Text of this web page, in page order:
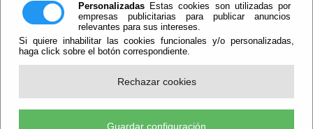
Personalizadas Estas cookies son utilizadas por
empresas publicitarias para publicar anuncios
relevantes para sus intereses.
Si quiere inhabilitar las cookies funcionales y/o personalizadas,
haga click sobre el botón correspondiente.
Rechazar cookies
Guardar configuración
Escuchar
El Ayuntamiento Se Iluminará Para
Apoyar A Los Afectados De